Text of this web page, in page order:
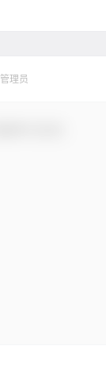
管理员